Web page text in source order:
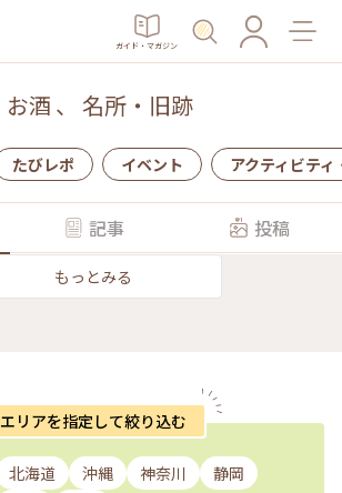
ガイド・マガジン
お酒 、 名所・旧跡
たびレポ イベント アクティビティ
記事 投稿
もっとみる
エリアを指定して絞り込む
北海道 沖縄 神奈川
静岡